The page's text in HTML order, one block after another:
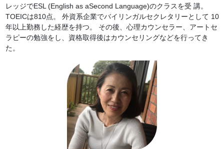
レッジでESL (English as aSecond Language)のクラスを受 講。
TOEICは810点。 外資系企業でバイリンガルセクレタリーとして 10
年以上勤務した経歴を持つ。 その後、心理カウンセラー、アートセ
ラピーの勉強をし、資格取得後はカウンセリングなどを行ってき
た。